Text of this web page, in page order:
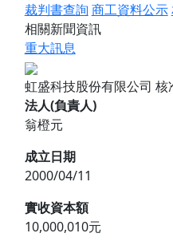
裁判書查詢 商工資料公示
相關新聞資訊
重大訊息
虹盛科技股份有限公司 核
法人(負責人)
翁橙元
成立日期
2000/04/11
實收資本額
10,000,010元